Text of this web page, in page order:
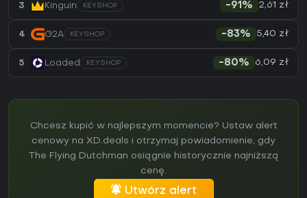
3 Kinguin KEYSHOP -91% 2,61 zł
4 G2A KEYSHOP -83% 5,40 zł
5 Loaded KEYSHOP -80% 6,09 zł
Chcesz kupić w najlepszym momencie? Ustaw alert
cenowy na XD.deals i otrzymaj powiadomienie, gdy
The Flying Dutchman osiągnie historycznie najniższą
cenę.
Utwórz alert